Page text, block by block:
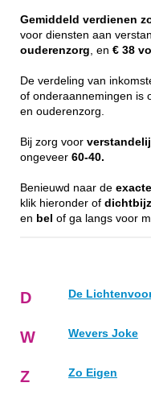
Gemiddeld verdienen
voor diensten aan
ouderenzorg , en € 38
De verdeling van
of onderaannemingen is
en ouderenzorg.
Bij zorg voor
ongeveer 60-40.
Benieuwd naar de exacte
klik hieronder of
en bel of ga langs voor
D De
W Wevers Joke
Z Zo Eigen